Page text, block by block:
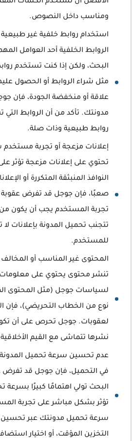
ومناسب داخل النصوص.
الروابط الخلفية أحد العوامل
البحث، ولكن إذا كنت تستخدم
مثل شراء الروابط أو الحصول
علاقة أو منخفضة الجودة، فإن
مدونتك. تأكد من أن الروابط
روابط طبيعية وذات صلة.
إعلانات مزعجة أو تجربة مستخدم
تحتوي على إعلانات مزعجة تؤثر
النوافذ المنبثقة المتكررة أو
صعبًا، فإن جوجل قد تفرض
تجربة المستخدم يجب أن يكون من
تتجنب تحميل المدونة بإعلانات
للمستخدم.
المحتوى غير المناسب أو
تنشر محتوى يحتوي على معلومات
لسياسات جوجل (مثل المحتوى
نوع من الخطاب التحريضي)، فإن
لعقوبات. جوجل تحرص على أن
نشرها تتماشى مع القيم
عدم تحسين سرعة تحميل المدونة
في التحميل، فإن جوجل قد تفرض
البحث تولي اهتمامًا كبيرًا بسرعة
تؤثر بشكل مباشر على تجربة
سرعة تحميل مدونتك عبر تحسين
التخزين المؤقت، أو اختيار